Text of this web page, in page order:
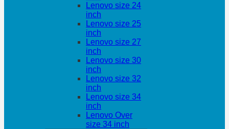
Lenovo size 24
inch
Lenovo size 25
inch
Lenovo size 27
inch
Lenovo size 30
inch
Lenovo size 32
inch
Lenovo size 34
inch
Lenovo Over
size 34 inch